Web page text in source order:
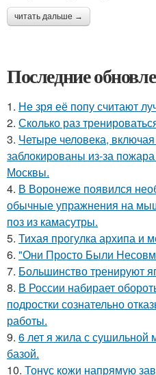
читать дальше →
Последние
1. Не зря её попу считают
2. Сколько раз
3. Четыре человека,
заблокированы из-за
Москвы.
4. В Воронеже появился
обычные упражнения на
поз из камасутры.
5. Тихая прогулка архипа и
6. "Они Просто Были
7. Большинство тренируют
8. В России набирает
подростки сознательно
работы.
9. 6 лет я жила с сушильной
базой.
10. Тонус кожи напрямую